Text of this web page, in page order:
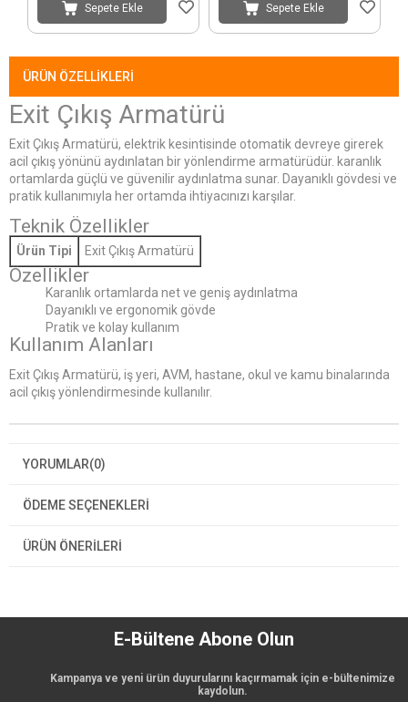
Sepete Ekle Sepete Ekle
ÜRÜN ÖZELLIKLERI
Exit Çıkış Armatürü
Exit Çıkış Armatürü, elektrik kesintisinde otomatik devreye girerek
acil çıkış yönünü aydınlatan bir yönlendirme armatürüdür. karanlık
ortamlarda güçlü ve güvenilir aydınlatma sunar. Dayanıklı gövdesi ve
pratik kullanımıyla her ortamda ihtiyacınızı karşılar.
Teknik Özellikler
Ürün Tipi Exit Çıkış Armatürü
Özellikler
Karanlık ortamlarda net ve geniş aydınlatma
Dayanıklı ve ergonomik gövde
Pratik ve kolay kullanım
Kullanım Alanları
Exit Çıkış Armatürü, iş yeri, AVM, hastane, okul ve kamu binalarında
acil çıkış yönlendirmesinde kullanılır.
YORUMLAR(0)
ÖDEME SEÇENEKLERI
ÜRÜN ÖNERILERI
E-Bültene Abone Olun
Kampanya ve yeni ürün duyurularını kaçırmamak için e-bültenimize
kaydolun.